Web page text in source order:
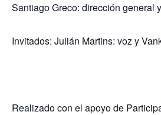
Santiago Greco: dirección general
Invitados: Julián Martins: voz y
Realizado con el apoyo de